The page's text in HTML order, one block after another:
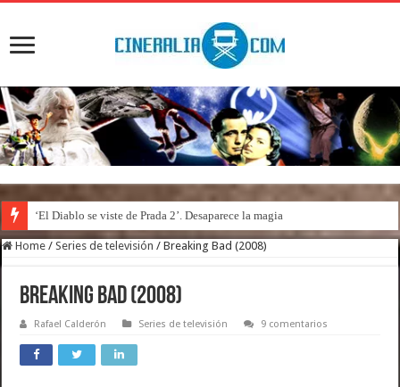
‘El Diablo se viste de Prada 2’. Desaparece la magia
Home / Series de televisión / Breaking Bad (2008)
Breaking Bad (2008)
Rafael Calderón Series de televisión 9 comentarios